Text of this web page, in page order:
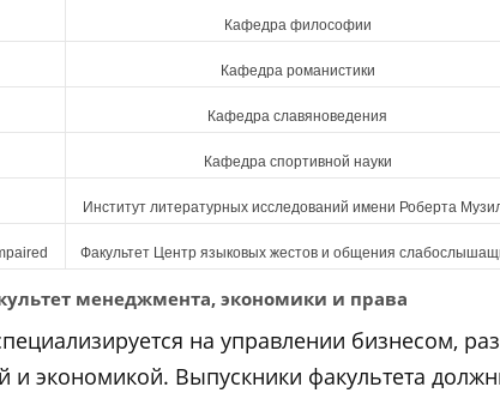
Кафедра философии
Кафедра романистики
Кафедра славяноведения
Кафедра спортивной науки
Институт литературных исследований имени Роберта
Факультет Центр языковых жестов и общения
менеджмента, экономики и права
на управлении бизнесом,
экономикой. Выпускники факультета